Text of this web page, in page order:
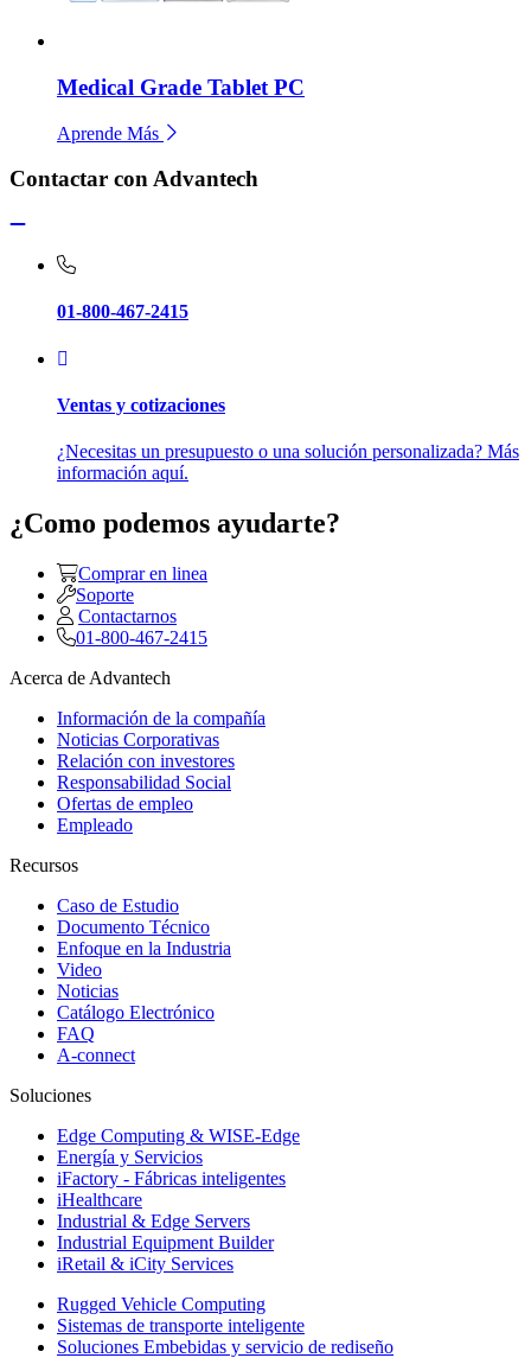
Medical Grade Tablet PC
Aprende Más
Contactar con Advantech
01-800-467-2415
Ventas y cotizaciones
¿Necesitas un presupuesto o una solución personalizada? Más
información aquí.
¿Como podemos ayudarte?
Comprar en linea
Soporte
Contactarnos
01-800-467-2415
Acerca de Advantech
Información de la compañía
Noticias Corporativas
Relación con investores
Responsabilidad Social
Ofertas de empleo
Empleado
Recursos
Caso de Estudio
Documento Técnico
Enfoque en la Industria
Video
Noticias
Catálogo Electrónico
FAQ
A-connect
Soluciones
Edge Computing & WISE-Edge
Energía y Servicios
iFactory - Fábricas inteligentes
iHealthcare
Industrial & Edge Servers
Industrial Equipment Builder
iRetail & iCity Services
Rugged Vehicle Computing
Sistemas de transporte inteligente
Soluciones Embebidas y servicio de rediseño